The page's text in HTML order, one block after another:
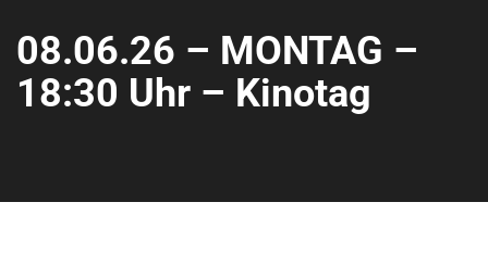
08.06.26 – MONTAG –
18:30 Uhr – Kinotag